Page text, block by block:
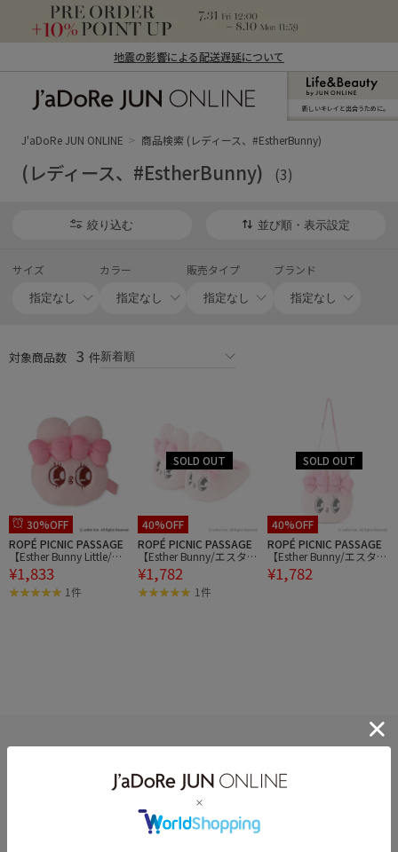
地震の影響による配送遅延について
ン オンライン）
新しいキレイと出合うために。
J'aDoRe JUN ONLINE 商品検索 (レディース、#EstherBunny)
(レディース、#EstherBunny) (3)
絞り込む 並び順・表示設定
サイズ カラー 販売タイプ ブランド
対象商品数 3 件
30%OFF
ROPÉ PICNIC PASSAGE
【Esther Bunny Little/エ
スターバニーリトル】フ
ェイスパスケース
¥1,833
1件
40%OFF
ROPÉ PICNIC PASSAGE
【Esther Bunny/エスター
バニー】ぬいぐるみスリ
ッパ リボンバニー
¥1,782
1件
40%OFF
ROPÉ PICNIC PASSAGE
【Esther Bunny/エスター
バニー】【WEB限定】フ
ェイスショルダーバッグ
¥1,782
HELP
何かお困りですか？